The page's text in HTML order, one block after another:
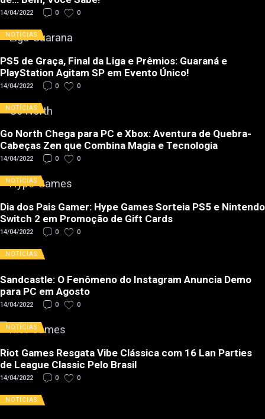
14/04/2022 0 0
NOTÍCIAS
PS5 de Graça, Final da Liga e Prêmios: Guaraná e
PlayStation Agitam SP em Evento Único!
14/04/2022 0 0
NOTÍCIAS
Go North Chega para PC e Xbox: Aventura de Quebra-
Cabeças Zen que Combina Magia e Tecnologia
14/04/2022 0 0
NOTÍCIAS
Dia dos Pais Gamer: Hype Games Sorteia PS5 e Nintendo
Switch 2 em Promoção de Gift Cards
14/04/2022 0 0
NOTÍCIAS
Sandcastle: O Fenômeno do Instagram Anuncia Demo
para PC em Agosto
14/04/2022 0 0
NOTÍCIAS
Riot Games Resgata Vibe Clássica com 16 Lan Parties
de League Classic Pelo Brasil
14/04/2022 0 0
NOTÍCIAS